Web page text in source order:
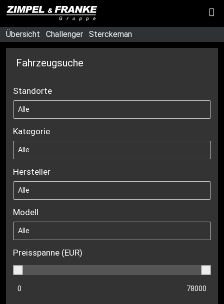
Übersicht Challenger Sterckeman
Fahrzeugsuche
Standorte
Kategorie
Hersteller
Modell
Preisspanne (EUR)